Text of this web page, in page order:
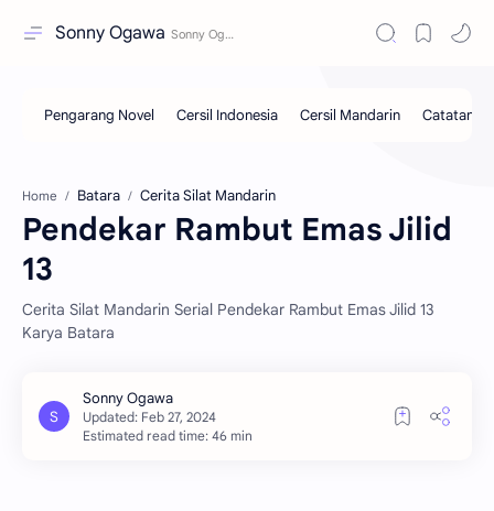
Sonny Ogawa
Home Batara Cerita Silat Mandarin
Pendekar Rambut Emas Jilid
13
Cerita Silat Mandarin Serial Pendekar Rambut Emas Jilid 13
Karya Batara
Estimated read time: 46 min